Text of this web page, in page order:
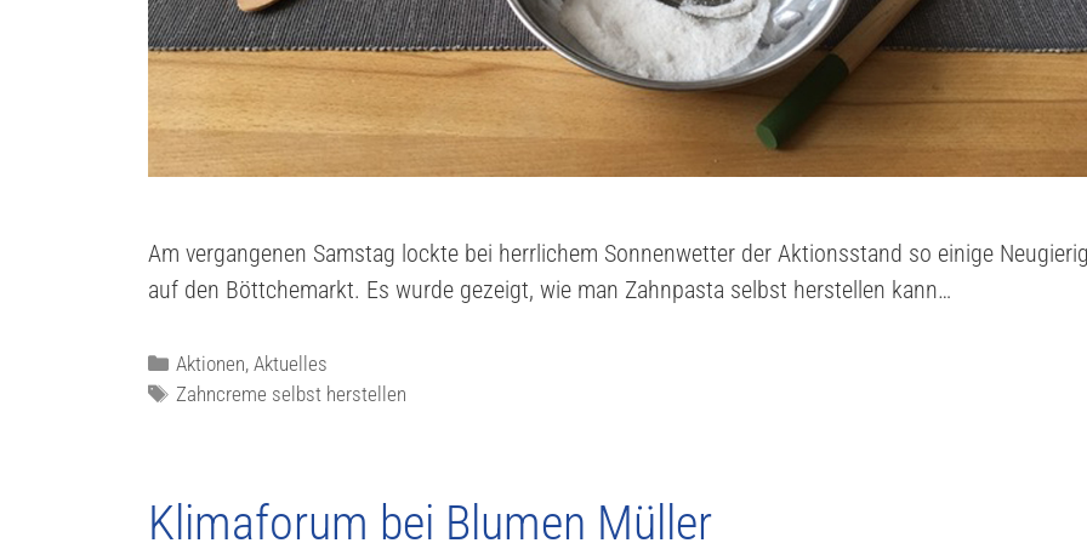
Am vergangenen Samstag lockte bei herrlichem Sonnenwetter der Aktionsstand so einige
auf den Böttchemarkt. Es wurde gezeigt, wie man Zahnpasta selbst herstellen kann…
Aktionen,Aktuelles
Zahncreme selbst herstellen
Klimaforum bei Blumen Müller